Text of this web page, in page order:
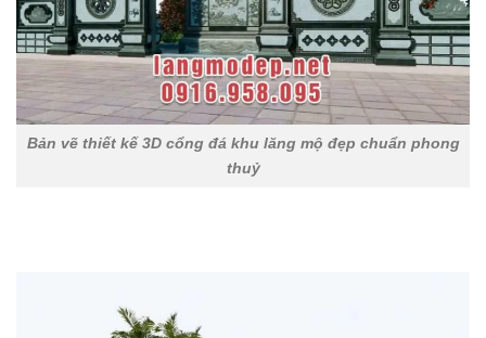
Bản vẽ thiết kế 3D cổng đá khu lăng mộ đẹp chuẩn phong
thuỷ